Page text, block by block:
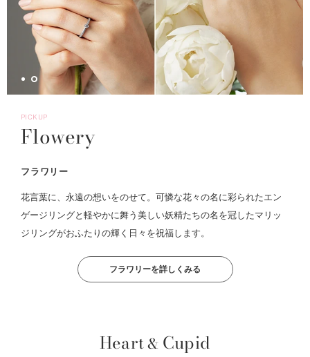
PICKUP
Flowery
フラワリー
花言葉に、永遠の想いをのせて。可憐な花々の名に彩られたエン
ゲージリングと軽やかに舞う美しい妖精たちの名を冠したマリッ
ジリングがおふたりの輝く日々を祝福します。
フラワリーを詳しくみる
Heart& Cupid